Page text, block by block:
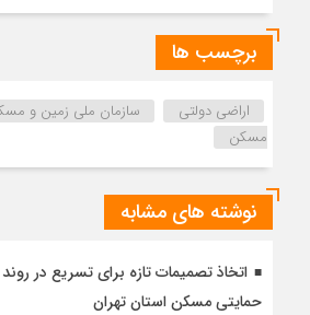
برچسب ها
اراضی دولتی سازمان ملی زمین و
مسکن
نوشته های مشابه
اتخاذ تصمیمات تازه برای تسریع در
حمایتی مسکن استان تهران